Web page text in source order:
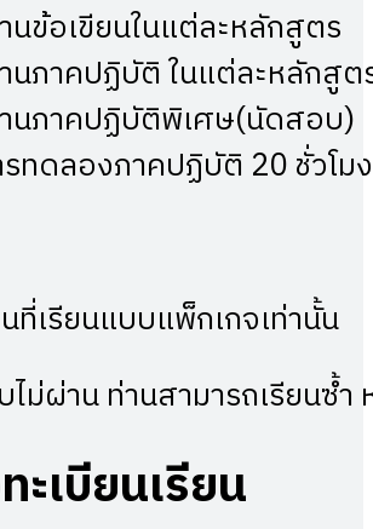
ข้อเขียนในแต่ละหลักสูตร
ภาคปฏิบัติ ในแต่ละหลักสูต
นภาคปฏิบัติพิเศษ(นัดสอบ)
ทดลองภาคปฏิบัติ 20 ชั่วโม
ที่เรียนแบบแพ็กเกจเท่านั้น
ม่ผ่าน ท่านสามารถเรียนซ้
ะเบียนเรียน